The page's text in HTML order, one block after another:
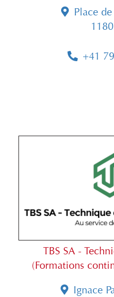
Place
+41
TBS SA -
(Formations
Ignace